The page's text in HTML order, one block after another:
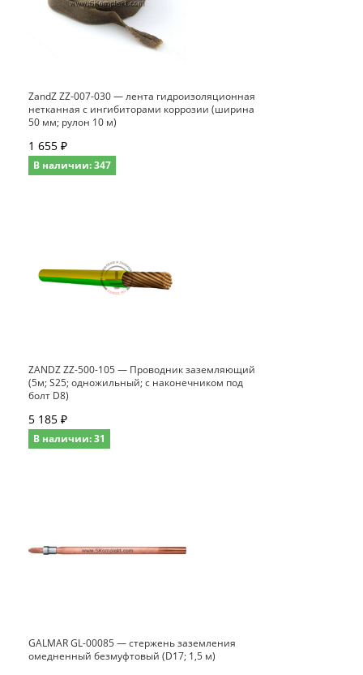
ZandZ ZZ-007-030 — лента гидроизоляционная
нетканная с ингибиторами коррозии (ширина
50 мм; рулон 10 м)
1 655 ₽
В наличии: 347
ZANDZ ZZ-500-105 — Проводник заземляющий
(5м; S25; одножильный; с наконечником под
болт D8)
5 185 ₽
В наличии: 31
GALMAR GL-00085 — стержень заземления
омедненный безмуфтовый (D17; 1,5 м)